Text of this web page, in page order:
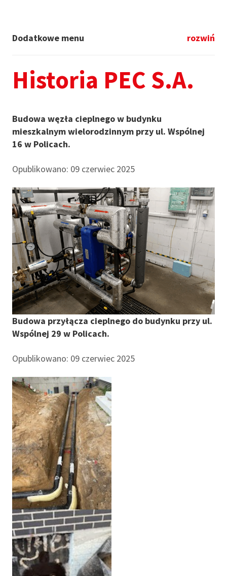
Dodatkowe menu rozwiń
Historia PEC S.A.
Budowa węzła cieplnego w budynku
mieszkalnym wielorodzinnym przy ul. Wspólnej
16 w Policach.
Opublikowano: 09 czerwiec 2025
Budowa przyłącza cieplnego do budynku przy ul.
Wspólnej 29 w Policach.
Opublikowano: 09 czerwiec 2025